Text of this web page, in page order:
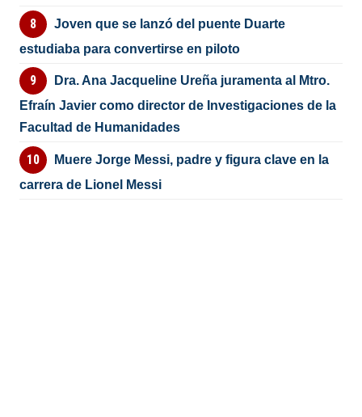
Joven que se lanzó del puente Duarte
estudiaba para convertirse en piloto
Dra. Ana Jacqueline Ureña juramenta al Mtro.
Efraín Javier como director de Investigaciones de la
Facultad de Humanidades
Muere Jorge Messi, padre y figura clave en la
carrera de Lionel Messi